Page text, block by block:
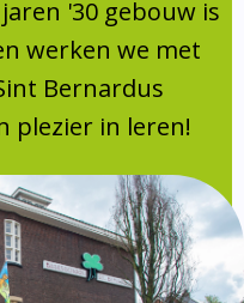
'30 gebouw is
werken we met
Bernardus
plezier in leren!